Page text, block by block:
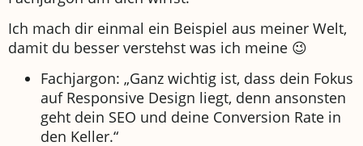
Ich mach dir einmal ein Beispiel aus meiner Welt,
damit du besser verstehst was ich meine 😉
Fachjargon: „Ganz wichtig ist, dass dein Fokus
auf Responsive Design liegt, denn ansonsten
geht dein SEO und deine Conversion Rate in
den Keller.“